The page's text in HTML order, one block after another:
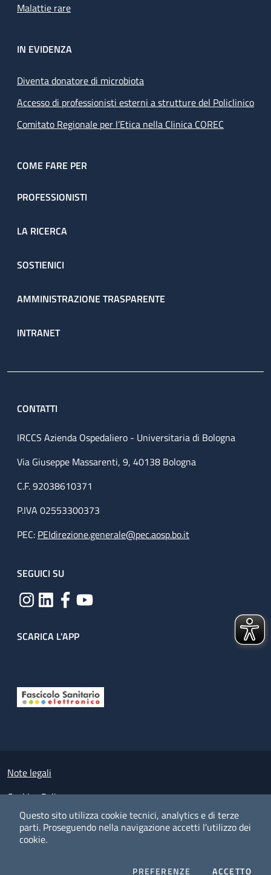
Questo sito utilizza cookie tecnici, analytics e di terze
parti. Proseguendo nella navigazione accetti l'utilizzo dei
cookie.
PREFERENZE COOKIESACCETTOI
Malattie rare
IN EVIDENZA
Diventa donatore di microbiota
Accesso di professionisti esterni a strutture del Policlinico
Comitato Regionale per l’Etica nella Clinica COREC
COME FARE PER
PROFESSIONISTI
LA RICERCA
SOSTIENICI
AMMINISTRAZIONE TRASPARENTE
INTRANET
CONTATTI
IRCCS Azienda Ospedaliero - Universitaria di Bologna
Via Giuseppe Massarenti, 9, 40138 Bologna
C.F. 92038610371
P.IVA 02553300373
PEC: PEIdirezione.generale@pec.aosp.bo.it
SEGUICI SU
SCARICA L'APP
Small prints
Note legali
Cookies Policy
Policy privacy e protezione del dato personale
Albo pretorio on-line